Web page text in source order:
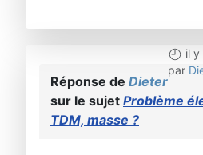
il y
par
Réponse de Dieter
sur le sujet Problème
TDM, masse ?